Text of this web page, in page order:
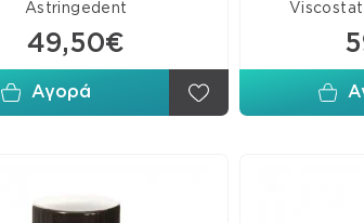
Παράγοντες
Υαλοϊονομερή
Βοηθητικά
Astringedent
49,50€
Αγορά